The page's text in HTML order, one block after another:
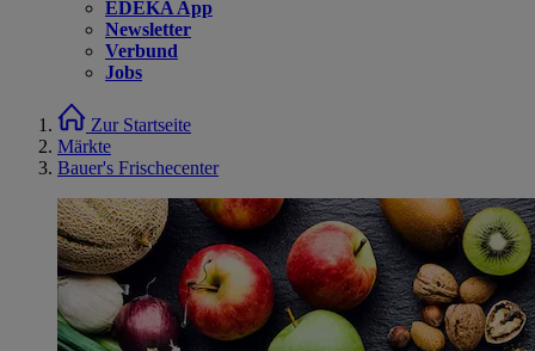
EDEKA App
Newsletter
Verbund
Jobs
Zur Startseite
Märkte
Bauer's Frischecenter